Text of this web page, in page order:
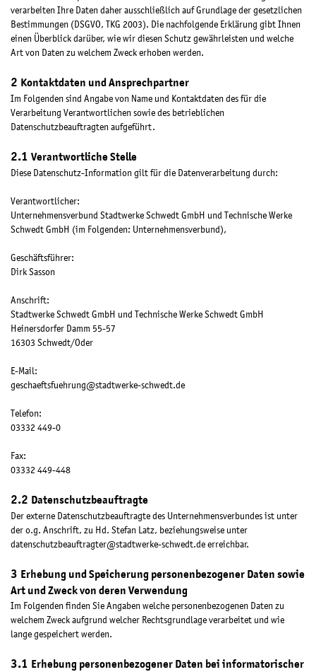
verarbeiten Ihre Daten daher ausschließlich auf Grundlage der gesetzlichen
Bestimmungen (DSGVO, TKG 2003). Die nachfolgende Erklärung gibt Ihnen
einen Überblick darüber, wie wir diesen Schutz gewährleisten und welche
Art von Daten zu welchem Zweck erhoben werden.
Kontaktdaten und Ansprechpartner
Im Folgenden sind Angabe von Name und Kontaktdaten des für die
Verarbeitung Verantwortlichen sowie des betrieblichen
Datenschutzbeauftragten aufgeführt.
Verantwortliche Stelle
Diese Datenschutz-Information gilt für die Datenverarbeitung durch:
Verantwortlicher:
Unternehmensverbund Stadtwerke Schwedt GmbH und Technische Werke
Schwedt GmbH (im Folgenden: Unternehmensverbund),
Geschäftsführer:
Dirk Sasson
Anschrift:
Stadtwerke Schwedt GmbH und Technische Werke Schwedt GmbH
Heinersdorfer Damm 55-57
16303 Schwedt/Oder
E-Mail:
geschaeftsfuehrung@stadtwerke-schwedt.de
Telefon:
03332 449-0
Fax:
03332 449-448
Datenschutzbeauftragte
Der externe Datenschutzbeauftragte des Unternehmensverbundes ist unter
der o.g. Anschrift, zu Hd. Stefan Latz, beziehungsweise unter
datenschutzbeauftragter@stadtwerke-schwedt.deerreichbar.
Erhebung und Speicherung personenbezogener Daten sowie
Art und Zweck von deren Verwendung
Im Folgenden finden Sie Angaben welche personenbezogenen Daten zu
welchem Zweck aufgrund welcher Rechtsgrundlage verarbeitet und wie
lange gespeichert werden.
Erhebung personenbezogener Daten bei informatorischer